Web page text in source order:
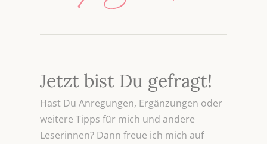
Jetzt bist Du gefragt!
Hast Du Anregungen, Ergänzungen oder
weitere Tipps für mich und andere
Leserinnen? Dann freue ich mich auf